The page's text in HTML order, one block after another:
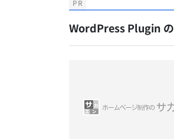
PR
WordPress Plugin